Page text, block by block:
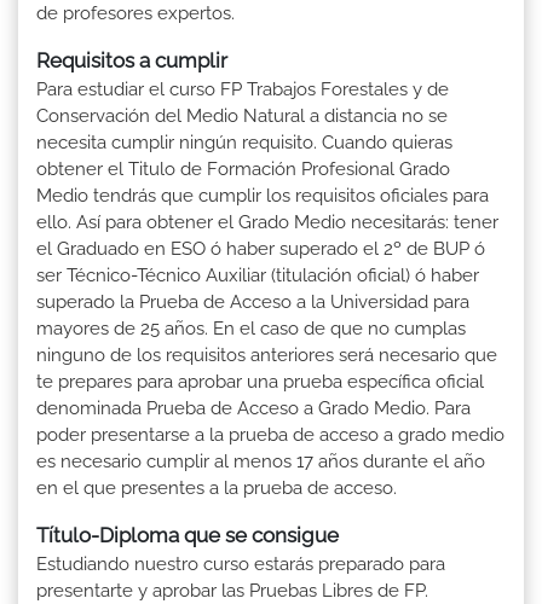
de profesores expertos.
Requisitos a cumplir
Para estudiar el curso FP Trabajos Forestales y de
Conservación del Medio Natural a distancia no se
necesita cumplir ningún requisito. Cuando quieras
obtener el Titulo de Formación Profesional Grado
Medio tendrás que cumplir los requisitos oficiales para
ello. Así para obtener el Grado Medio necesitarás: tener
el Graduado en ESO ó haber superado el 2º de BUP ó
ser Técnico-Técnico Auxiliar (titulación oficial) ó haber
superado la Prueba de Acceso a la Universidad para
mayores de 25 años. En el caso de que no cumplas
ninguno de los requisitos anteriores será necesario que
te prepares para aprobar una prueba específica oficial
denominada Prueba de Acceso a Grado Medio. Para
poder presentarse a la prueba de acceso a grado medio
es necesario cumplir al menos 17 años durante el año
en el que presentes a la prueba de acceso.
Título-Diploma que se consigue
Estudiando nuestro curso estarás preparado para
presentarte y aprobar las Pruebas Libres de FP.